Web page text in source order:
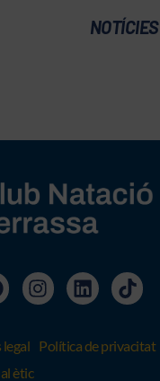
NOTÍCIES
legal Política de privacitat
ètic